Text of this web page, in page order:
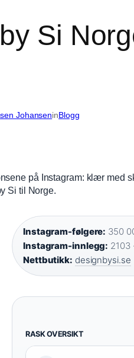
Si
JohanseninBlogg
på Instagram: klær med
Si til Norge.
Instagram-følgere: 350
Instagram-innlegg: 2103 ·
Nettbutikk: designbysi.se
RASK OVERSIKT